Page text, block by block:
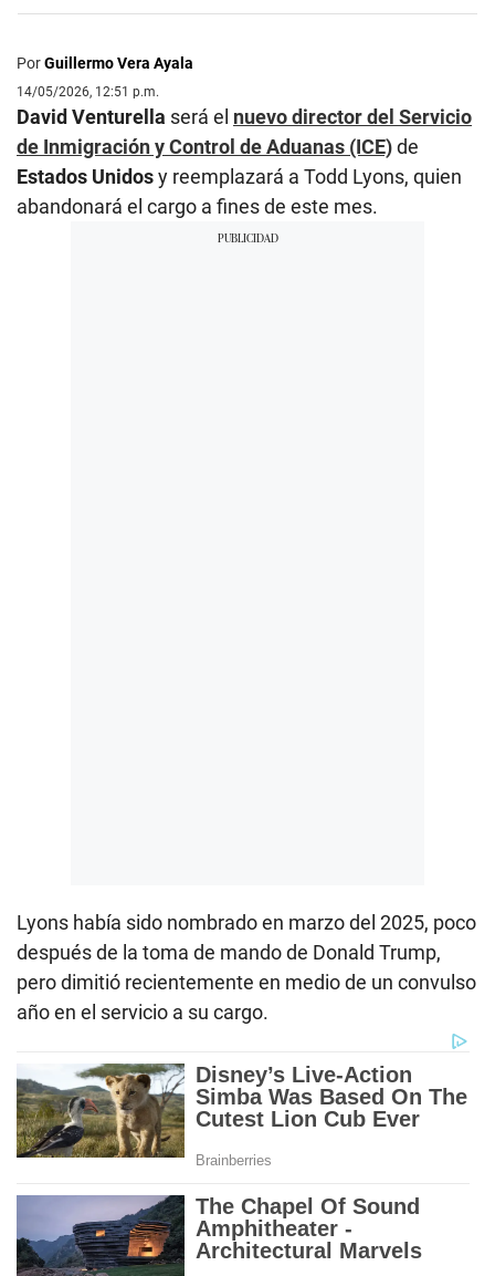
PorGuillermo Vera Ayala
14/05/2026, 12:51 p.m.
David Venturella será el nuevo director del Servicio
de Inmigración y Control de Aduanas (ICE)de
Estados Unidosy reemplazará a Todd Lyons, quien
abandonará el cargo a fines de este mes.
Lyons había sido nombrado en marzo del 2025, poco
después de la toma de mando de Donald Trump,
pero dimitió recientemente en medio de un convulso
año en el servicio a su cargo.